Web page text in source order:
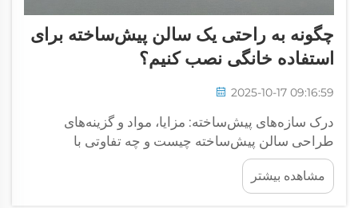
چگونه به راحتی یک سالن پیش‌ساخته برای
استفاده خانگی نصب کنیم؟
2025-10-17 09:16:59
درک سازه‌های پیش‌ساخته: مزایا، مواد و گزینه‌های
طراحی سالن پیش‌ساخته چیست و چه تفاوتی با
سالن‌های سنتی دارد؟ سالن‌های پیش‌ساخته در واقع
سازه‌هایی هستند که در کارخانه ساخته شده و به صورت
ست کامل با تمام قطعات از پیش ساخته شده ارسال
مشاهده بیشتر